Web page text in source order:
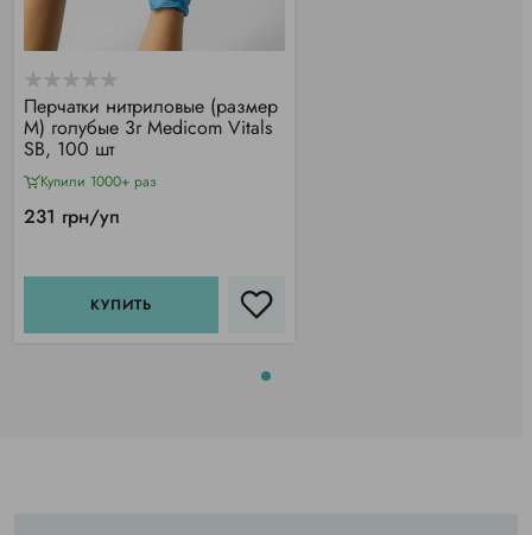
Перчатки нитриловые (размер
M) голубые 3г Medicom Vitals
SB, 100 шт
Купили 1000+ раз
231 грн/уп
КУПИТЬ